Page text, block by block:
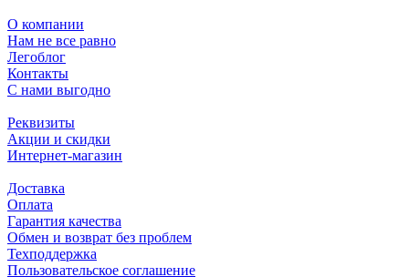
О компании
Нам не все равно
Легоблог
Контакты
С нами выгодно
Реквизиты
Акции и скидки
Интернет-магазин
Доставка
Оплата
Гарантия качества
Обмен и возврат без проблем
Техподдержка
Пользовательское соглашение